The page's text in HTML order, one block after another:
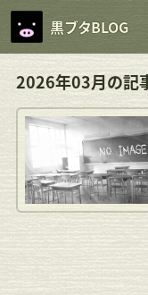
黒ブタBLOG
2026年03月の記